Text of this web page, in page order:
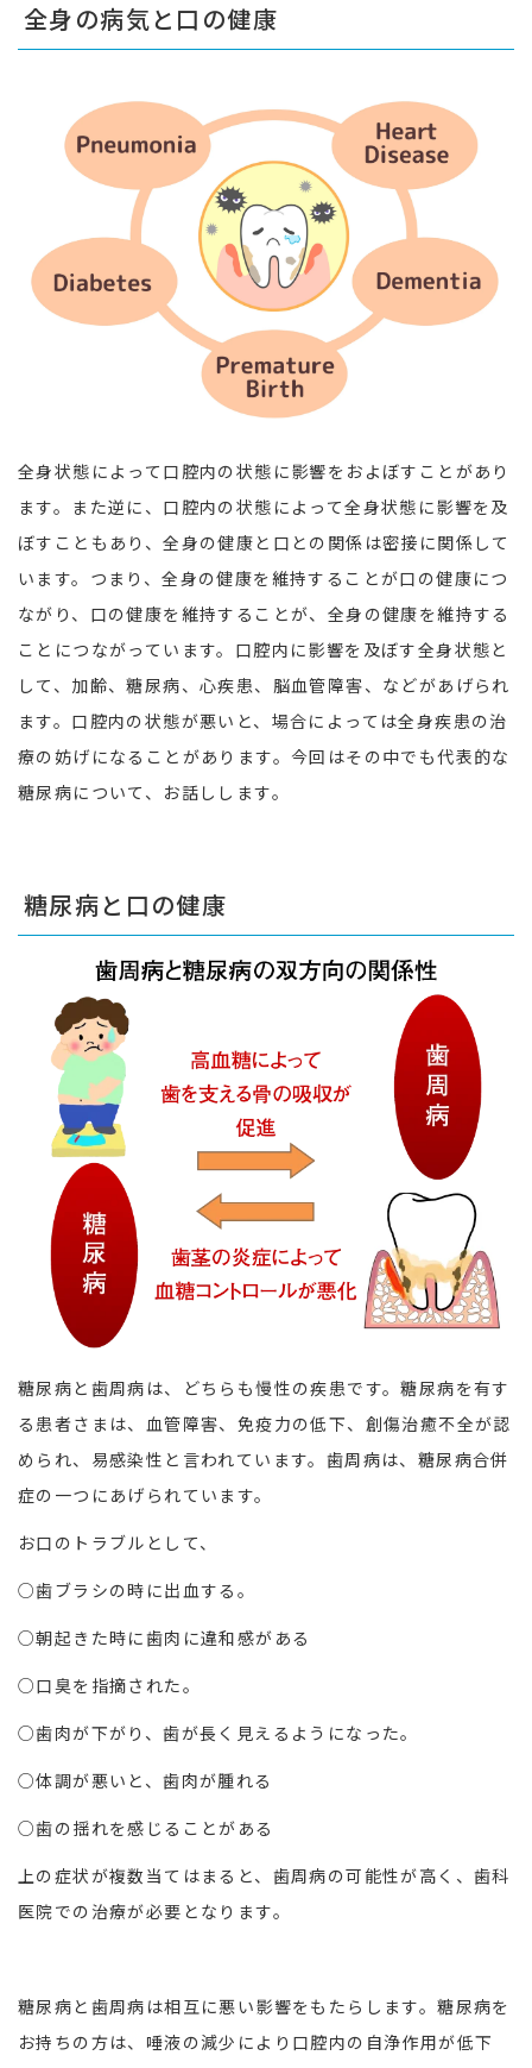
全身の病気と口の健康
全身状態によって口腔内の状態に影響をおよぼすことがあり
ます。また逆に、口腔内の状態によって全身状態に影響を及
ぼすこともあり、全身の健康と口との関係は密接に関係して
います。つまり、全身の健康を維持することが口の健康につ
ながり、口の健康を維持することが、全身の健康を維持する
ことにつながっています。口腔内に影響を及ぼす全身状態と
して、加齢、糖尿病、心疾患、脳血管障害、などがあげられ
ます。口腔内の状態が悪いと、場合によっては全身疾患の治
療の妨げになることがあります。今回はその中でも代表的な
糖尿病について、お話しします。
糖尿病と口の健康
糖尿病と歯周病は、どちらも慢性の疾患です。糖尿病を有す
る患者さまは、血管障害、免疫力の低下、創傷治癒不全が認
められ、易感染性と言われています。歯周病は、糖尿病合併
症の一つにあげられています。
お口のトラブルとして、
○歯ブラシの時に出血する。
○朝起きた時に歯肉に違和感がある
○口臭を指摘された。
○歯肉が下がり、歯が長く見えるようになった。
○体調が悪いと、歯肉が腫れる
○歯の揺れを感じることがある
上の症状が複数当てはまると、歯周病の可能性が高く、歯科
医院での治療が必要となります。
糖尿病と歯周病は相互に悪い影響をもたらします。糖尿病を
お持ちの方は、唾液の減少により口腔内の自浄作用が低下